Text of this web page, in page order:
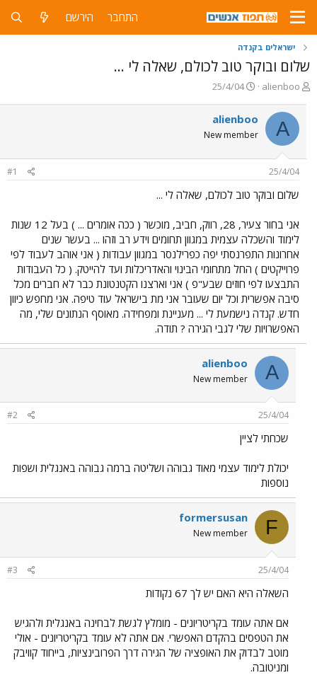
התחבר הירשם
ישראלים בקנדה
שלום ובוקר טוב לכולם, שאלה לי ...
פ
ח
ה
ו
ש
alienboo
פ
ס
ם
ת
י
25/4/04
A
alienboo
New member
25/4/04
#1
שלום ובוקר טוב לכולם, שאלה לי ...
אני בחור צעיר, 28, רווק, חביב, מוכשר ( ככה אומרים ... ) בעל 12 שנות
לימוד והשכלה עצמית במגוון תחומים וידע רב וזהו ... בעשר שנים
אחרונות התפרנסתי יפה כפרילנסר במגוון עבודות ( אני אוהב לעבוד לפי
פרוייקטים ) החל מתחומי הבינוי והאדריכלות ועד להייטק. ( כל העבודות
התבצעו לפי חוזים שבע"פ ) אני וארצנו הקטנטונת כבר לא חברים מכל
סיבה אפשרית וכל יום שעובר אני מת בישראל עוד טיפה. אני מחפש כיוון
חדש. קנדה נישמעת לי ... מעניינת ומפחידה. מאוסף הנתונים שלי, מה
האפשרויות שלי לגבי הגירה ? תודה.
A
alienboo
New member
25/4/04
#2
שכחתי לציין
יכולת לימוד עצמי מאוד גבוהה ושליטה ברמה גבוהה באנגלית ושפות
נוספות
F
formersusan
New member
25/4/04
#3
השאלה היא האם יש לך 67 נקודות
אם אתה עומד בקריטריונים - מומלץ לגשת לבחינה באנגלית ולהגיש
את הטפסים בהקדם האפשרי. אם אתה לא עומד בקריטריונים - אולי
מוטב לבדוק את האופציה של הגירה דרך הפרובינציות, בייחוד קוויבק
ומניטובה.